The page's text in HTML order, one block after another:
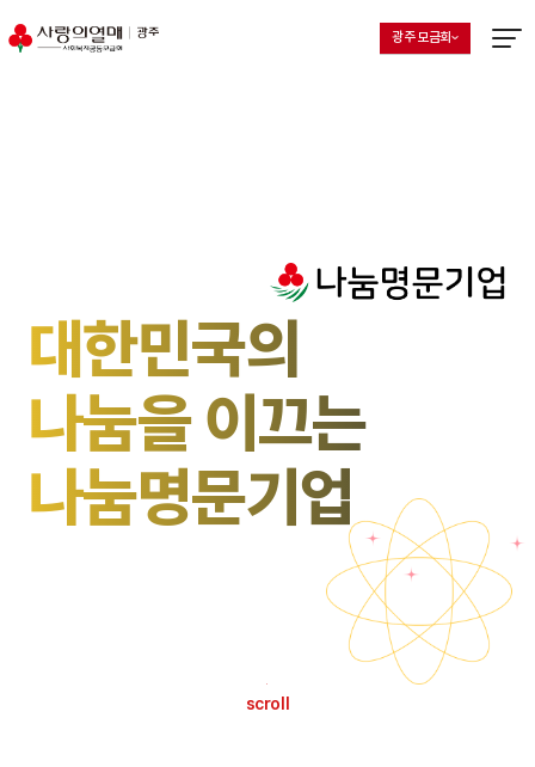
지회 선택 목록 열기
현재 선택된 지회
광주 모금회
대한민국의
나눔을 이끄는
나눔명문기업
scroll